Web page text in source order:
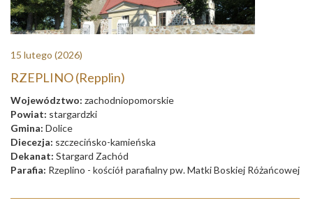
15 lutego (2026)
RZEPLINO (Repplin)
Województwo: zachodniopomorskie
Powiat: stargardzki
Gmina: Dolice
Diecezja: szczecińsko-kamieńska
Dekanat: Stargard Zachód
Parafia: Rzeplino - kościół parafialny pw. Matki Boskiej Różańcowej